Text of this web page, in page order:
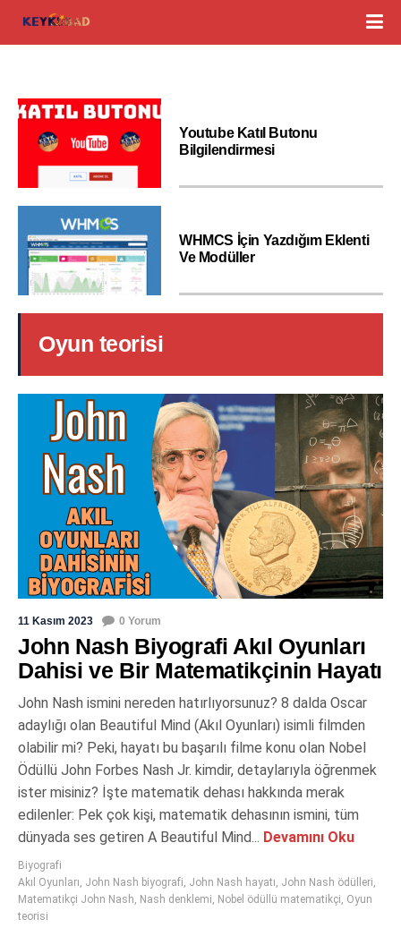
Youtube Katıl Butonu
Bilgilendirmesi
WHMCS İçin Yazdığım Eklenti
Ve Modüller
Oyun teorisi
11 Kasım 2023 0 Yorum
John Nash Biyografi Akıl Oyunları
Dahisi ve Bir Matematikçinin Hayatı
John Nash ismini nereden hatırlıyorsunuz? 8 dalda Oscar
adaylığı olan Beautiful Mind (Akıl Oyunları) isimli filmden
olabilir mi? Peki, hayatı bu başarılı filme konu olan Nobel
Ödüllü John Forbes Nash Jr. kimdir, detaylarıyla öğrenmek
ister misiniz? İşte matematik dehası hakkında merak
edilenler: Pek çok kişi, matematik dehasının ismini, tüm
dünyada ses getiren A Beautiful Mind... Devamını Oku
Biyografi
Akıl Oyunları, John Nash biyografi, John Nash hayatı, John Nash ödülleri,
Matematikçi John Nash, Nash denklemi, Nobel ödüllü matematikçi, Oyun
teorisi